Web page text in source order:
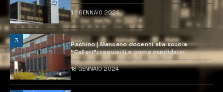
12 GENNAIO 2024
3
Pachino | Mancano docenti alla scuola
“Calleri”: requisiti e come candidarsi
18 GENNAIO 2024